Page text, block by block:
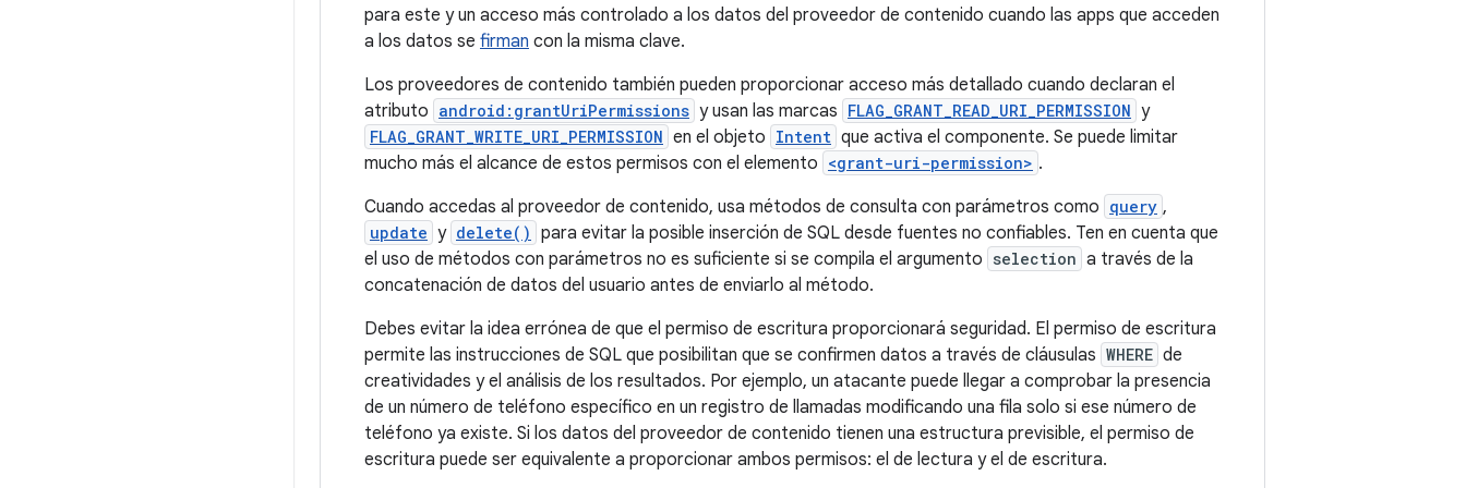
para este y un acceso más controlado a los datos del proveedor de contenido cuando las apps que acceden
a los datos se firman con la misma clave.
Los proveedores de contenido también pueden proporcionar acceso más detallado cuando declaran el
atributo android:grantUriPermissions y usan las marcas FLAG_GRANT_READ_URI_PERMISSION y
FLAG_GRANT_WRITE_URI_PERMISSION en el objeto Intent que activa el componente. Se puede limitar
mucho más el alcance de estos permisos con el elemento <grant-uri-permission> .
Cuando accedas al proveedor de contenido, usa métodos de consulta con parámetros como query ,
update y delete() para evitar la posible inserción de SQL desde fuentes no confiables. Ten en cuenta que
el uso de métodos con parámetros no es suficiente si se compila el argumento selection a través de la
concatenación de datos del usuario antes de enviarlo al método.
Debes evitar la idea errónea de que el permiso de escritura proporcionará seguridad. El permiso de escritura
permite las instrucciones de SQL que posibilitan que se confirmen datos a través de cláusulas WHERE de
creatividades y el análisis de los resultados. Por ejemplo, un atacante puede llegar a comprobar la presencia
de un número de teléfono específico en un registro de llamadas modificando una fila solo si ese número de
teléfono ya existe. Si los datos del proveedor de contenido tienen una estructura previsible, el permiso de
escritura puede ser equivalente a proporcionar ambos permisos: el de lectura y el de escritura.